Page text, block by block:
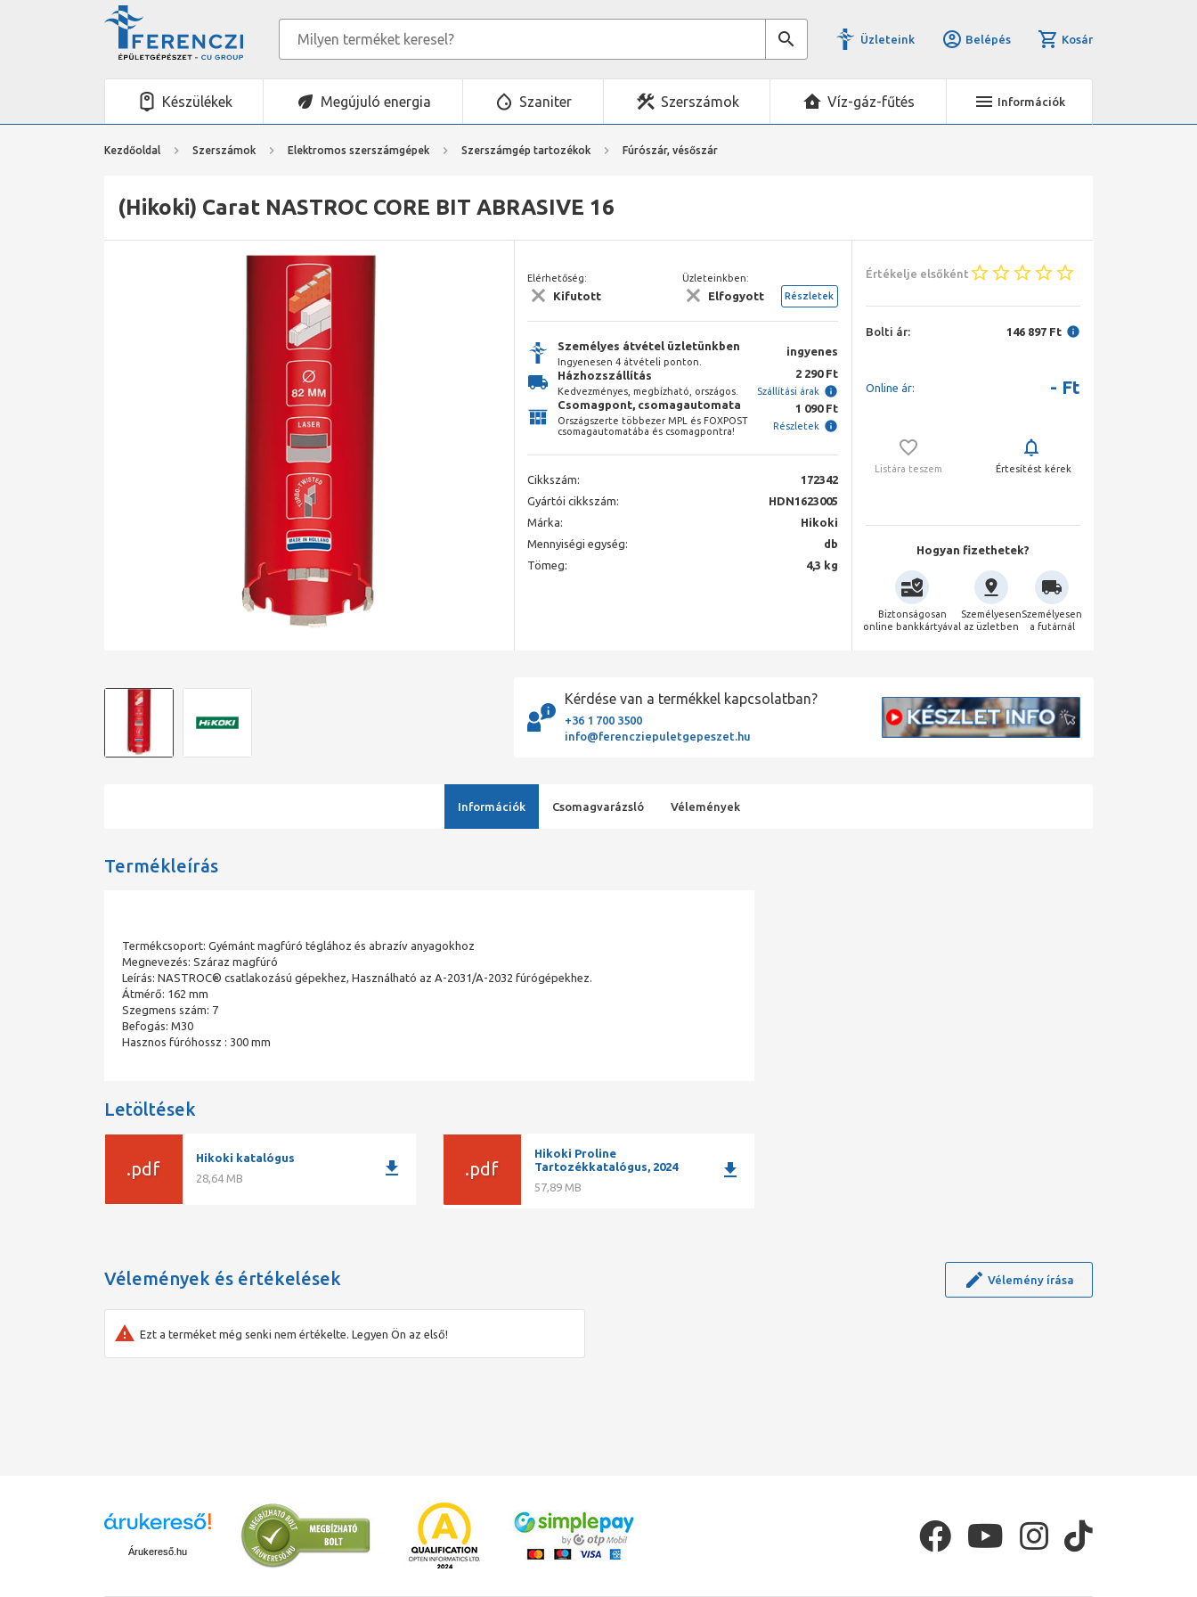
Üzleteink Belépés Kosár
Készülékek Megújuló energia Szaniter Szerszámok Víz-gáz-fűtés Információk
Kezdőoldal Szerszámok Elektromos szerszámgépek Szerszámgép tartozékok Fúrószár, vésőszár
(Hikoki) Carat NASTROC CORE BIT ABRASIVE 16
Elérhetőség:
Kifutott
Üzleteinkben:
Elfogyott Részletek
Személyes átvétel üzletünkben
Ingyenesen 4 átvételi ponton.
ingyenes
Házhozszállítás
Kedvezményes, megbízható, országos.
2 290 Ft
Szállítási árak
Csomagpont, csomagautomata
Országszerte többezer MPL és FOXPOST
csomagautomatába és csomagpontra!
1 090 Ft
Részletek
Cikkszám:
172342
Gyártói cikkszám:
HDN1623005
Márka:
Hikoki
Mennyiségi egység:
db
Tömeg:
4,3 kg
Értékelje elsőként
Bolti ár: 146 897 Ft
Online ár: - Ft
Listára teszem Értesítést kérek
Hogyan fizethetek?
Biztonságosan
online bankkártyával
Személyesen
az üzletben
Személyesen
a futárnál
Kérdése van a termékkel kapcsolatban?
+36 1 700 3500
info@ferencziepuletgepeszet.hu
Információk Csomagvarázsló Vélemények
Termékleírás
Termékcsoport: Gyémánt magfúró téglához és abrazív anyagokhoz
Megnevezés: Száraz magfúró
Leírás: NASTROC® csatlakozású gépekhez, Használható az A-2031/A-2032 fúrógépekhez.
Átmérő: 162 mm
Szegmens szám: 7
Befogás: M30
Hasznos fúróhossz : 300 mm
Letöltések
.pdf
Hikoki katalógus
28,64 MB
download .pdf
Hikoki Proline
Tartozékkatalógus, 2024
57,89 MB
download
Vélemények és értékelések Vélemény írása
Ezt a terméket még senki nem értékelte. Legyen Ön az első!
Árukereső.hu